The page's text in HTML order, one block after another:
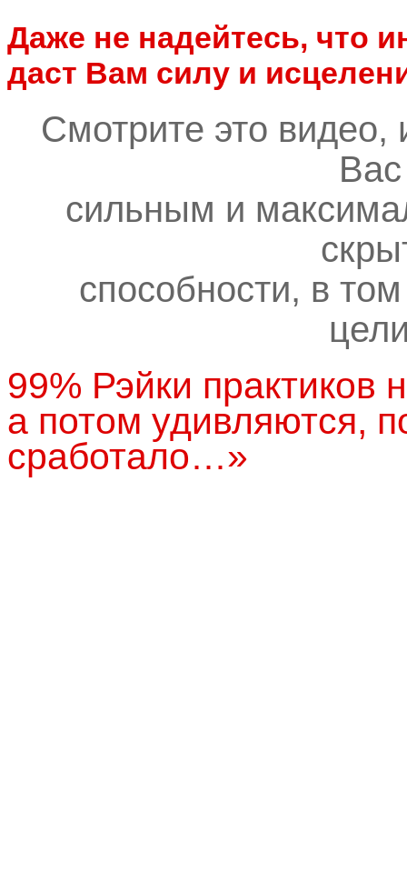
Даже не надейтесь, что
даст Вам силу и
Смотрите это
сильным и
способности, в
99% Рэйки практиков
а потом удивляются,
сработало…»